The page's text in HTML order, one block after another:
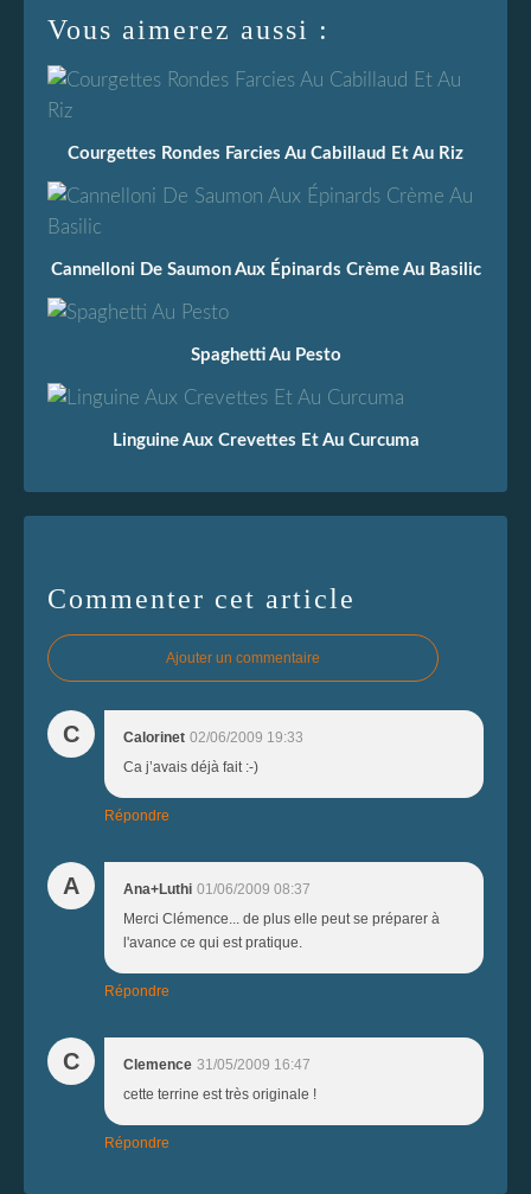
Vous aimerez aussi :
Courgettes Rondes Farcies Au Cabillaud Et Au Riz
Cannelloni De Saumon Aux Épinards Crème Au Basilic
Spaghetti Au Pesto
Linguine Aux Crevettes Et Au Curcuma
Commenter cet article
Ajouter un commentaire
C Calorinet 02/06/2009 19:33
Ca j’avais déjà fait :-)
Répondre
A Ana+Luthi 01/06/2009 08:37
Merci Clémence... de plus elle peut se préparer à
l'avance ce qui est pratique.
Répondre
C Clemence 31/05/2009 16:47
cette terrine est très originale !
Répondre